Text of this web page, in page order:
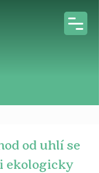
od uhlí se
ekologicky